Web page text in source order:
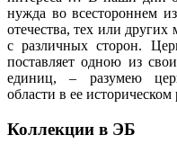
нужда во всестороннем
отечества, тех или других
с различных сторон.
поставляет одною из
единиц, – разумею
области в ее
Коллекции в ЭБ